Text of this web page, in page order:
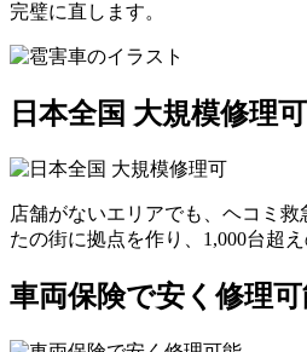
完璧に直します。
日本全国 大規模修理可
店舗がないエリアでも、ヘコミ
たの街に拠点を作り、1,000台超
車両保険で安く修理